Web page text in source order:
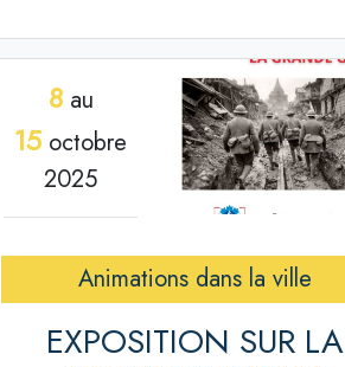
8au
15 octobre
2025
Animations dans la ville
EXPOSITION SUR LA